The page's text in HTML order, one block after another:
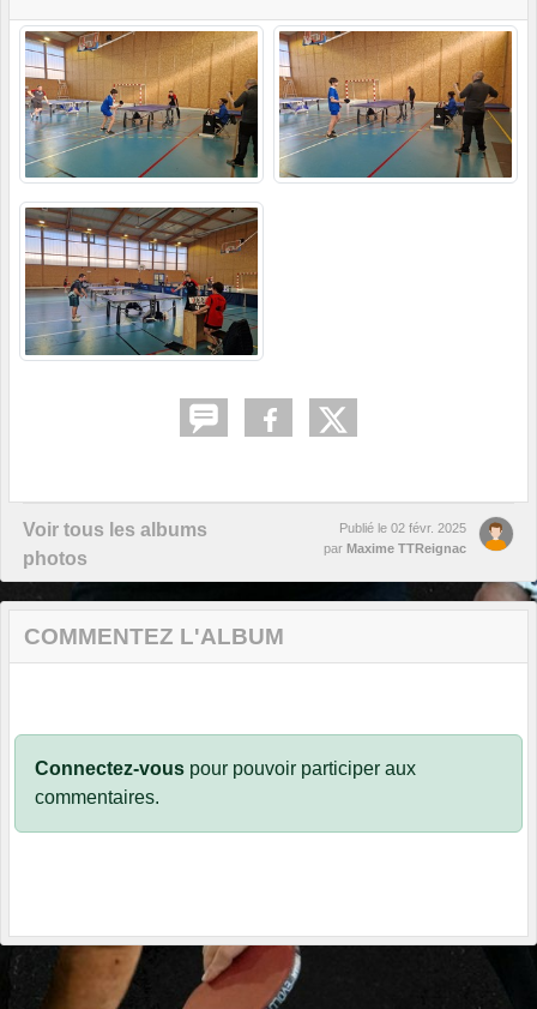
Voir tous les albums
photos
Publié le 02 févr. 2025
par Maxime TTReignac
COMMENTEZ L'ALBUM
Connectez-vous pour pouvoir participer aux
commentaires.